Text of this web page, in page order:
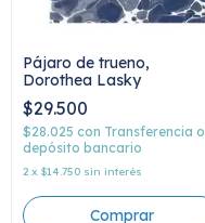
Pájaro de trueno,
Dorothea Lasky
$29.500
$28.025 con Transferencia o
depósito bancario
2 x $14.750 sin interés